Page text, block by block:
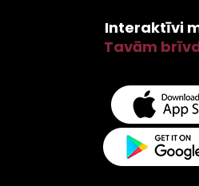
Interaktīvi
Tavām